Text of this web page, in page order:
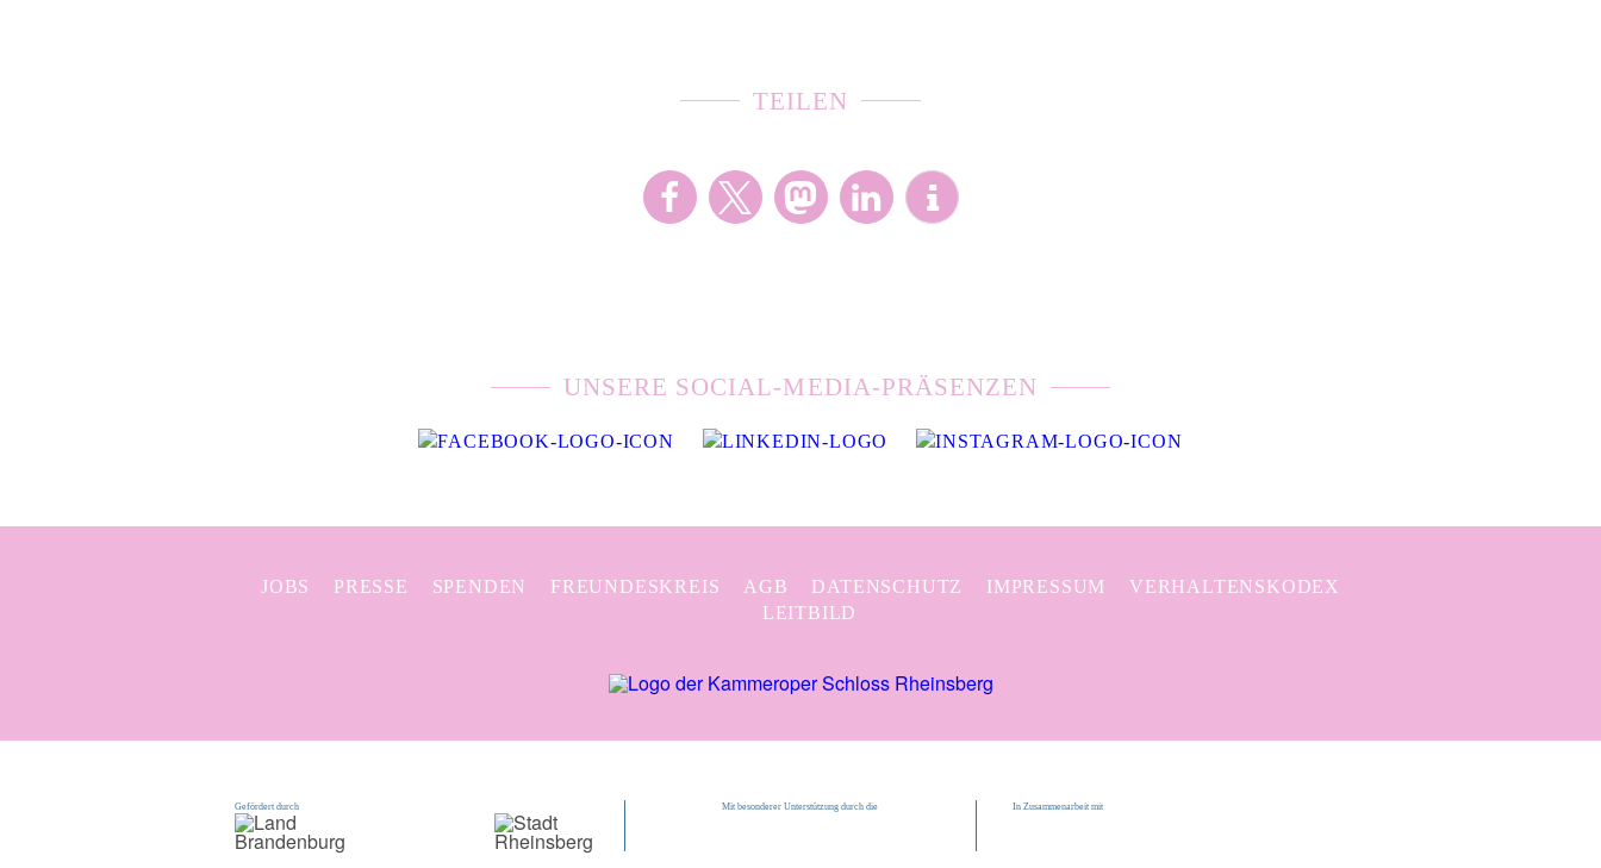
TEILEN
UNSERE SOCIAL-MEDIA-PRÄSENZEN
JOBS PRESSE SPENDEN FREUNDESKREIS AGB DATENSCHUTZ IMPRESSUM
VERHALTENSKODEX
LEITBILD
Gefördert durch Mit besonderer Unterstützung durch die In Zusammenarbeit mit